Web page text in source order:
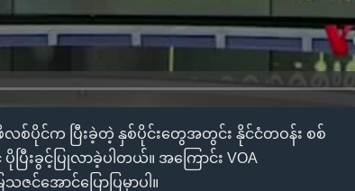
ပိုင်က ပြီးခဲ့တဲ့ နှစ်ပိုင်းတွေအတွင်း နိုင်ငံတဝန်း စစ်
းခွင့်ပြုလာခဲ့ပါတယ်။ အကြောင်း VOA
င်အောင်ပြောပြမှာပါ။